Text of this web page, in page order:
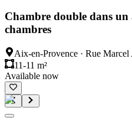
Chambre double dans un
chambres
Aix-en-Provence · Rue Marcel
11-11 m²
Available now